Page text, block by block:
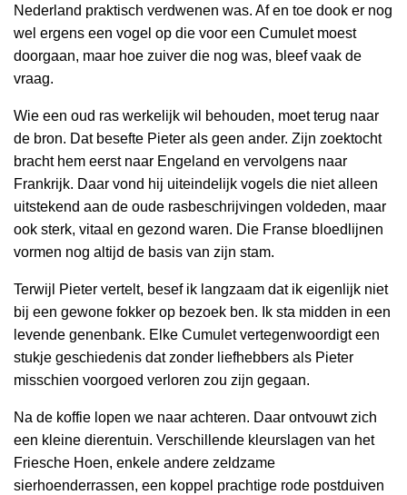
Nederland praktisch verdwenen was. Af en toe dook er nog
wel ergens een vogel op die voor een Cumulet moest
doorgaan, maar hoe zuiver die nog was, bleef vaak de
vraag.
Wie een oud ras werkelijk wil behouden, moet terug naar
de bron. Dat besefte Pieter als geen ander. Zijn zoektocht
bracht hem eerst naar Engeland en vervolgens naar
Frankrijk. Daar vond hij uiteindelijk vogels die niet alleen
uitstekend aan de oude rasbeschrijvingen voldeden, maar
ook sterk, vitaal en gezond waren. Die Franse bloedlijnen
vormen nog altijd de basis van zijn stam.
Terwijl Pieter vertelt, besef ik langzaam dat ik eigenlijk niet
bij een gewone fokker op bezoek ben. Ik sta midden in een
levende genenbank. Elke Cumulet vertegenwoordigt een
stukje geschiedenis dat zonder liefhebbers als Pieter
misschien voorgoed verloren zou zijn gegaan.
Na de koffie lopen we naar achteren. Daar ontvouwt zich
een kleine dierentuin. Verschillende kleurslagen van het
Friesche Hoen, enkele andere zeldzame
sierhoenderrassen, een koppel prachtige rode postduiven